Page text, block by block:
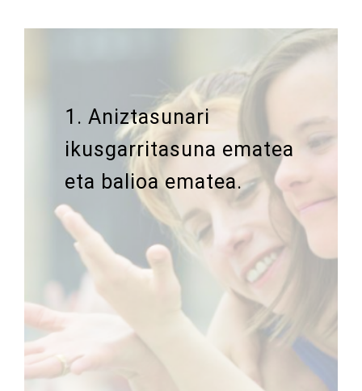
1. Aniztasunari
ikusgarritasuna ematea
eta balioa ematea.